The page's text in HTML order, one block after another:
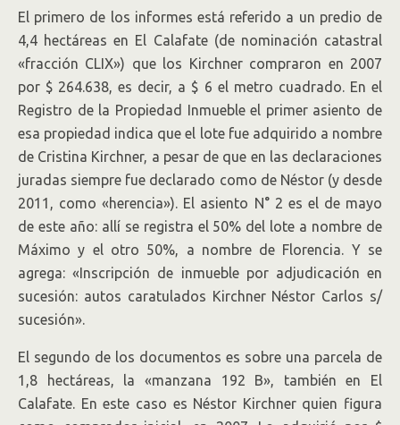
El primero de los informes está referido a un predio de
4,4 hectáreas en El Calafate (de nominación catastral
«fracción CLIX») que los Kirchner compraron en 2007
por $ 264.638, es decir, a $ 6 el metro cuadrado. En el
Registro de la Propiedad Inmueble el primer asiento de
esa propiedad indica que el lote fue adquirido a nombre
de Cristina Kirchner, a pesar de que en las declaraciones
juradas siempre fue declarado como de Néstor (y desde
2011, como «herencia»). El asiento N° 2 es el de mayo
de este año: allí se registra el 50% del lote a nombre de
Máximo y el otro 50%, a nombre de Florencia. Y se
agrega: «Inscripción de inmueble por adjudicación en
sucesión: autos caratulados Kirchner Néstor Carlos s/
sucesión».
El segundo de los documentos es sobre una parcela de
1,8 hectáreas, la «manzana 192 B», también en El
Calafate. En este caso es Néstor Kirchner quien figura